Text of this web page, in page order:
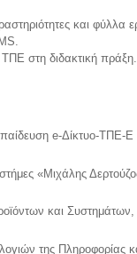
και φύλλα
στη διδακτική πράξη.
e-Δίκτυο-ΤΠΕ-Ε
«Μιχάλης
και
της Πληροφορίας